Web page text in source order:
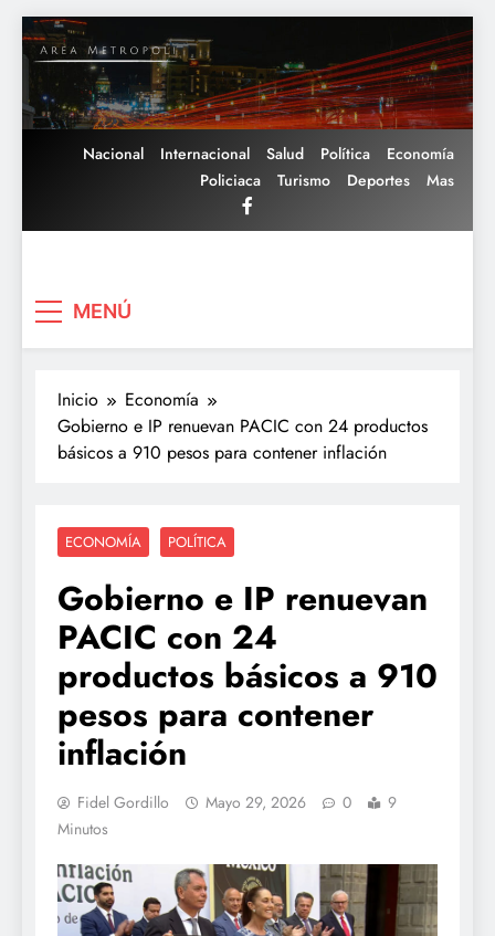
Saltar
al
contenido
Nacional Internacional Salud Política
Economía
Policiaca
Turismo Deportes Mas
MENÚ
Inicio
Economía
Gobierno e IP renuevan PACIC con 24 productos
básicos a 910 pesos para contener inflación
ECONOMÍA POLÍTICA
Gobierno e IP renuevan
PACIC con 24
productos básicos a 910
pesos para contener
inflación
Fidel Gordillo Mayo 29, 2026 0
9
Minutos